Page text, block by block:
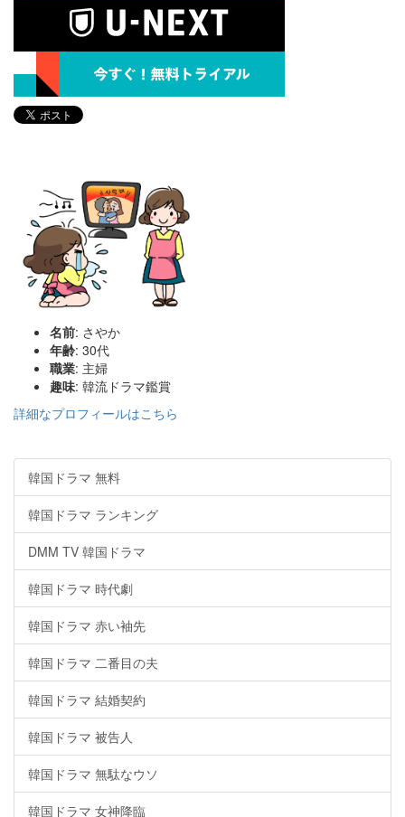
名前: さやか
年齢: 30代
職業: 主婦
趣味: 韓流ドラマ鑑賞
詳細なプロフィールはこちら
韓国ドラマ 無料
韓国ドラマ ランキング
DMM TV 韓国ドラマ
韓国ドラマ 時代劇
韓国ドラマ 赤い袖先
韓国ドラマ 二番目の夫
韓国ドラマ 結婚契約
韓国ドラマ 被告人
韓国ドラマ 無駄なウソ
韓国ドラマ 女神降臨